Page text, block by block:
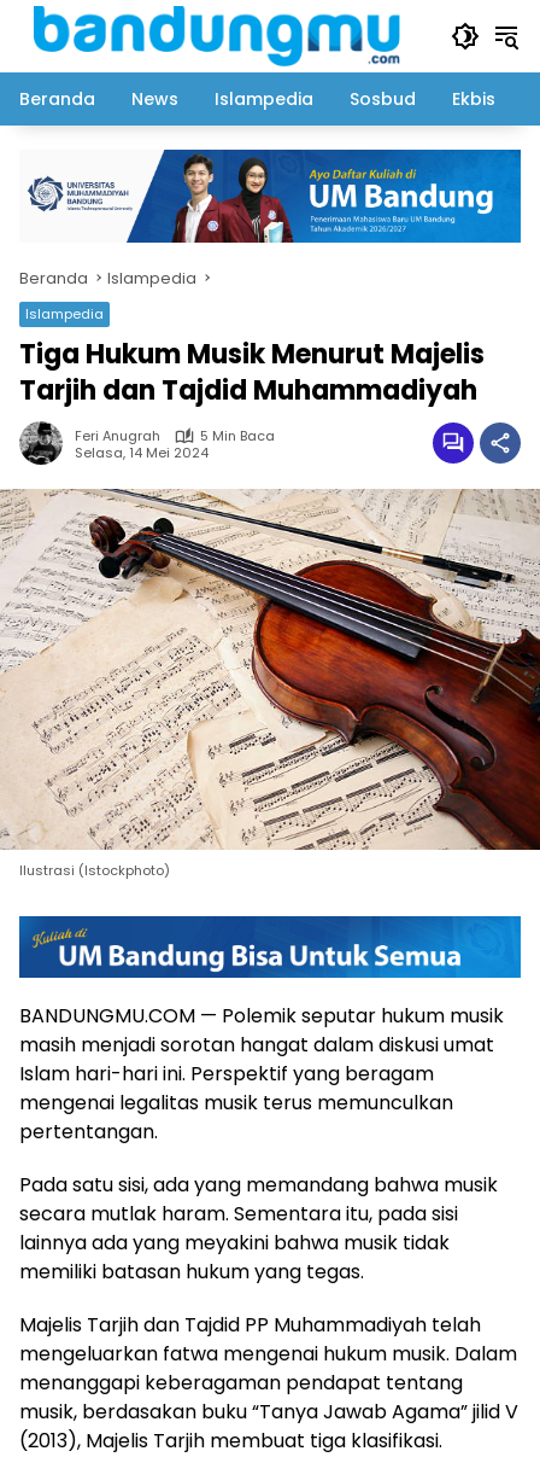
Langsung
Beranda
News Islampedia Sosbud Ekbis
Beranda Islampedia
Islampedia
Tiga Hukum Musik Menurut Majelis
Tarjih dan Tajdid Muhammadiyah
Feri Anugrah
5 Min Baca
Selasa, 14 Mei 2024
Ilustrasi (Istockphoto)
BANDUNGMU.COM — Polemik seputar hukum musik
masih menjadi sorotan hangat dalam diskusi umat
Islam hari-hari ini. Perspektif yang beragam
mengenai legalitas musik terus memunculkan
pertentangan.
Pada satu sisi, ada yang memandang bahwa musik
secara mutlak haram. Sementara itu, pada sisi
lainnya ada yang meyakini bahwa musik tidak
memiliki batasan hukum yang tegas.
Majelis Tarjih dan Tajdid PP Muhammadiyah telah
mengeluarkan fatwa mengenai hukum musik. Dalam
menanggapi keberagaman pendapat tentang
musik, berdasakan buku “Tanya Jawab Agama” jilid V
(2013), Majelis Tarjih membuat tiga klasifikasi.